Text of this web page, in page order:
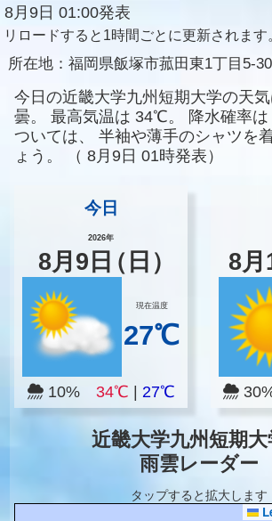
8月9日 01:00発表
リロードすると1時間ごとに更新されます
所在地： 福岡県飯塚市菰田東1丁目5-30
今日の近畿大学九州短期大学の天
曇。
最高気温は 34℃。 降水確率は
ついては、
半袖や薄手のシャツを
ょう。
（ 8月9日 01時発表）
今日
2026年
8月 9 日（日）
現在温度
27℃
10% 34℃ 27℃
8月
近畿大学九州短期
雨雲レーダー
タップすると拡大します